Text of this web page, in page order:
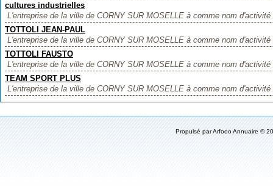
cultures industrielles
L'entreprise de la ville de CORNY SUR MOSELLE à comme nom
TOTTOLI JEAN-PAUL
L'entreprise de la ville de CORNY SUR MOSELLE à comme nom
TOTTOLI FAUSTO
L'entreprise de la ville de CORNY SUR MOSELLE à comme nom
TEAM SPORT PLUS
L'entreprise de la ville de CORNY SUR MOSELLE à comme nom
Propulsé parArfooo Annuaire ©